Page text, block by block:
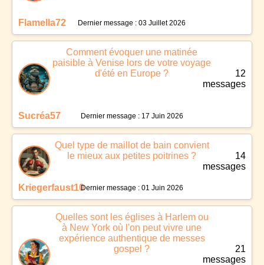
Flamella72 Dernier message : 03 Juillet 2026
Comment évoquer une matinée
paisible à Venise lors de votre voyage
d'été en Europe ?
Sucréa57
12
messages
Dernier message : 17 Juin 2026
Quel type de maillot de bain convient
le mieux aux petites poitrines ?
Kriegerfaust10
14
messages
Dernier message : 01 Juin 2026
Quelles sont les églises à Harlem ou
à New York où l'on peut vivre une
expérience authentique de messes
gospel ?
21
messages